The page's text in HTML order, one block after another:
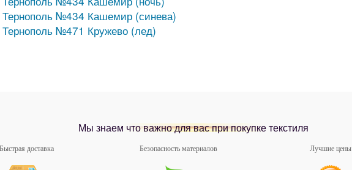
№434 Кашемир (синева)
№471 Кружево (лед)
Мы знаем что важно для вас при покупке текстиля
Быстрая доставка Безопасность материалов Лучшие цены